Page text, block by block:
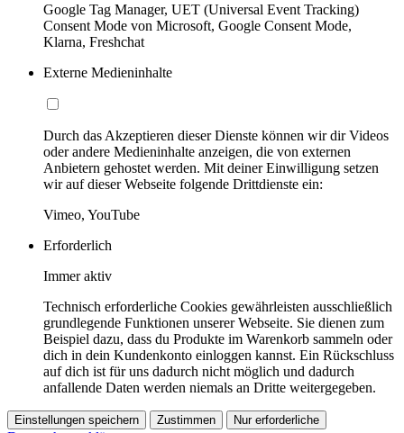
Google Tag Manager, UET (Universal Event Tracking)
Consent Mode von Microsoft, Google Consent Mode,
Klarna, Freshchat
Externe Medieninhalte
Durch das Akzeptieren dieser Dienste können wir dir Videos
oder andere Medieninhalte anzeigen, die von externen
Anbietern gehostet werden. Mit deiner Einwilligung setzen
wir auf dieser Webseite folgende Drittdienste ein:
Vimeo, YouTube
Erforderlich
Immer aktiv
Technisch erforderliche Cookies gewährleisten ausschließlich
grundlegende Funktionen unserer Webseite. Sie dienen zum
Beispiel dazu, dass du Produkte im Warenkorb sammeln oder
dich in dein Kundenkonto einloggen kannst. Ein Rückschluss
auf dich ist für uns dadurch nicht möglich und dadurch
anfallende Daten werden niemals an Dritte weitergegeben.
Einstellungen speichern Zustimmen Nur erforderliche